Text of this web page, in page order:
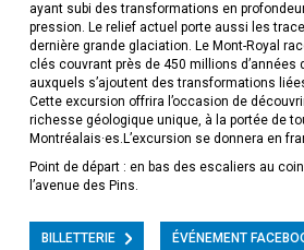
ayant subi des transformations en
pression. Le relief actuel porte aussi les
dernière grande glaciation. Le Mont-Royal
clés couvrant près de 450 millions d’années
auxquels s’ajoutent des transformations
Cette excursion offrira l’occasion de
richesse géologique unique, à la portée de
Montréalais·es.L’excursion se donnera en
Point de départ : en bas des escaliers au
l’avenue des Pins.
BILLETTERIE ÉVÉNEMENT